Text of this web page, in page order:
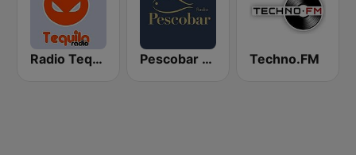
Radio Tequila Hip Hop Pescobar Radio Techno.FM